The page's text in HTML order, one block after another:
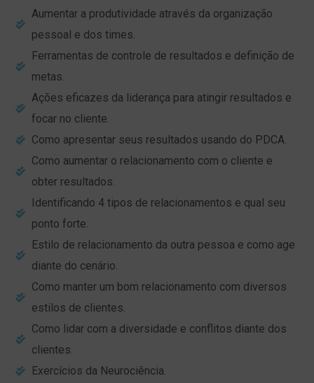
Aumentar a produtividade através da organização
pessoal e dos times.
Ferramentas de controle de resultados e definição de
metas.
Ações eficazes da liderança para atingir resultados e
focar no cliente.
Como apresentar seus resultados usando do PDCA.
Como aumentar o relacionamento com o cliente e
obter resultados.
Identificando 4 tipos de relacionamentos e qual seu
ponto forte.
Estilo de relacionamento da outra pessoa e como age
diante do cenário.
Como manter um bom relacionamento com diversos
estilos de clientes.
Como lidar com a diversidade e conflitos diante dos
clientes.
Exercícios da Neurociência.